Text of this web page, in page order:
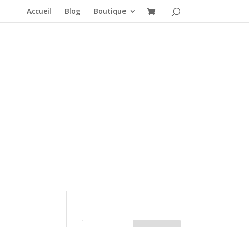
Accueil Blog Boutique